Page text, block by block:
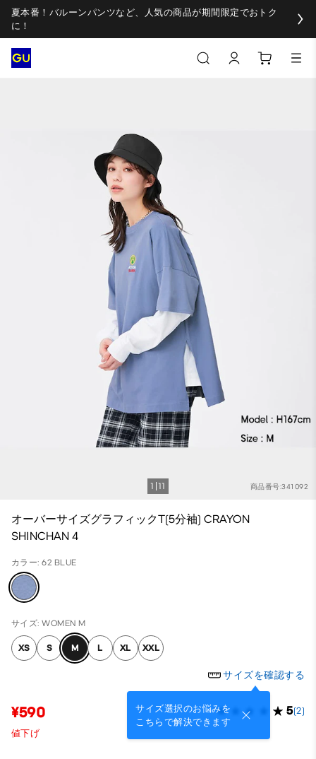
夏本番！バルーンパンツなど、人気の商品が期間限定でおトク
に！
商品番号:341092
1 11
オーバーサイズグラフィックT(5分袖) CRAYON
SHINCHAN 4
カラー: 62 BLUE
サイズ: WOMEN M
XS S M L XL XXL
サイズを確認する
サイズ選択のお悩みを
こちらで解決できます
¥590 5(2)
値下げ